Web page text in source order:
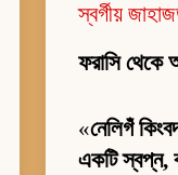
স্বর্গীয়
ফরাসি থেকে
«নেলিগঁ
একটি স্বপ্ন,